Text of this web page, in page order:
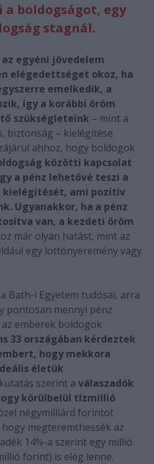
boldogságot, egy
stagnál.
az egyéni jövedelem
elégedettséget okoz, ha
emelkedik, a
így a korábbi öröm
szükségleteink – mint a
biztonság – kielégítése
ahhoz, hogy boldogok
közötti kapcsolat
a pénz lehetővé teszi a
ami pozitív
Ugyanakkor, ha a pénz
van, a kezdeti öröm
már olyan hatást, mint az
egy lottónyeremény vagy
Bath-i Egyetem tudósai, arra
pontosan mennyi pénz
emberek boldogok
33 országában kérdeztek
hogy mekkora
életük
szerint a válaszadók
körülbelül tízmillió
négymilliárd forintot
megteremthessék az
14%-a szerint egy millió
forint) is elég lenne.